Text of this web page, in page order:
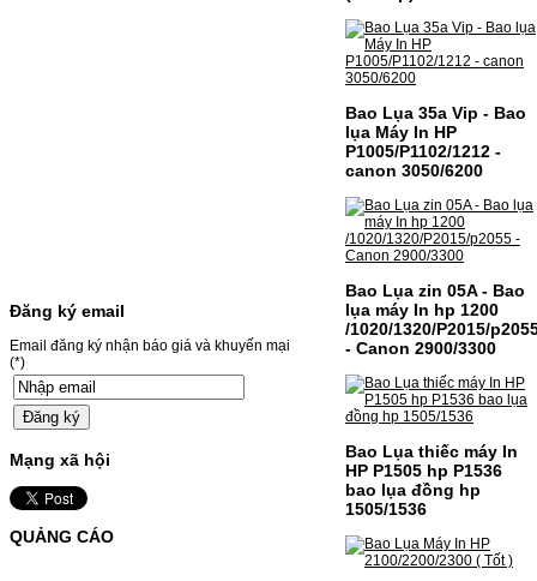
Chọn mua
HỘP MỰC MÀU SAMSUNG
CLT-403S CHO DÒNG MÁY
DÒNG MÁY SL-C435/C436MÃ HỘP MỰC:-
Samsung CLT-403S- Loại mực: Mực in laser
màuSỬ DỤNG CHO MÁY IN:- Samsung SL-
C435 C436 C485 SL-485FW SL-486
Đăng ký email
Email đăng ký nhận báo giá và khuyến mại
(*)
Mạng xã hội
QUẢNG CÁO
Bao Lụa 35a Vip - Bao
lụa Máy In HP
P1005/P1102/1212 -
canon 3050/6200
Bao Lụa zin 05A - Bao
lụa máy In hp 1200
/1020/1320/P2015/
- Canon 2900/3300
Bao Lụa thiếc máy In
HP P1505 hp P1536
bao lụa đồng hp
1505/1536